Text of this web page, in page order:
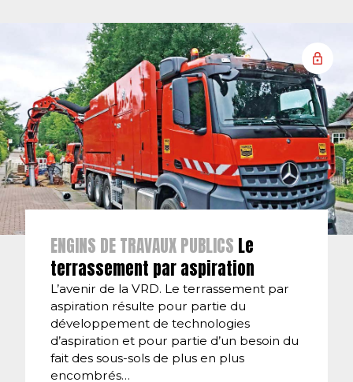
ENGINS DE TRAVAUX PUBLICS Le
terrassement par aspiration
L’avenir de la VRD. Le terrassement par
aspiration résulte pour partie du
développement de technologies
d’aspiration et pour partie d’un besoin du
fait des sous-sols de plus en plus
encombrés…